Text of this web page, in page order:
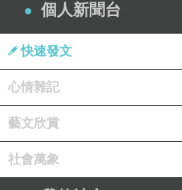
個人新聞台
快速發文
心情雜記
藝文欣賞
社會萬象